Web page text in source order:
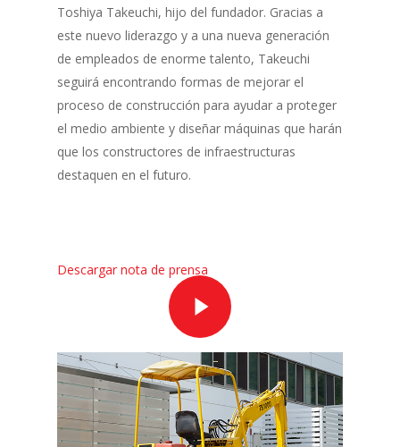
Toshiya Takeuchi, hijo del fundador. Gracias a
este nuevo liderazgo y a una nueva generación
de empleados de enorme talento, Takeuchi
seguirá encontrando formas de mejorar el
proceso de construcción para ayudar a proteger
el medio ambiente y diseñar máquinas que harán
que los constructores de infraestructuras
destaquen en el futuro.
Descargar nota de prensa